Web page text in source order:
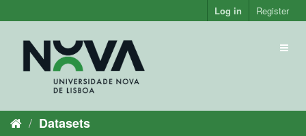
to
Log in Register
Datasets